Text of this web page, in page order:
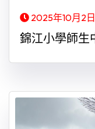
2025年10月2日
錦江小學師生